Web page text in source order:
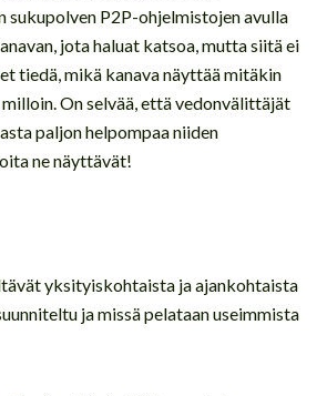
sukupolven P2P-ohjelmistojen avulla
jota haluat katsoa, mutta siitä ei
tiedä, mikä kanava näyttää mitäkin
On selvää, että vedonvälittäjät
paljon helpompaa niiden
ne näyttävät!
yksityiskohtaista ja ajankohtaista
ja missä pelataan useimmista